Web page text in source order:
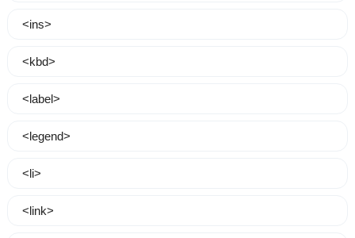
<ins>
<kbd>
<label>
<legend>
<li>
<link>